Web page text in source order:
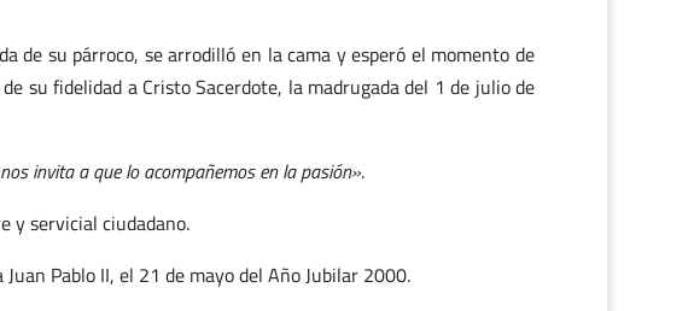
de su párroco, se arrodilló en la cama y esperó el momento de
su fidelidad a Cristo Sacerdote, la madrugada del 1 de julio de
invita a que lo acompañemos en la pasión».
y servicial ciudadano.
Pablo II, el 21 de mayo del Año Jubilar 2000.